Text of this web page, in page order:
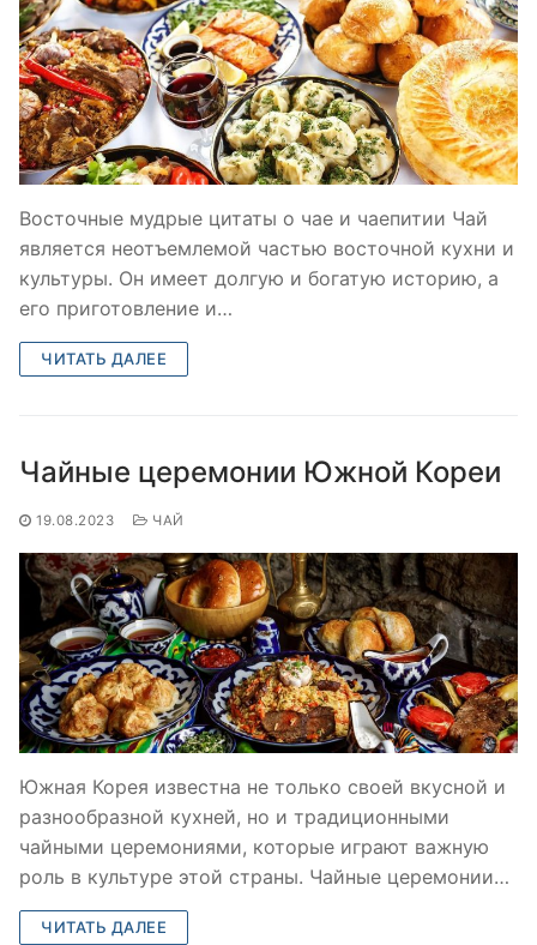
Восточные мудрые цитаты о чае и чаепитии Чай
является неотъемлемой частью восточной кухни и
культуры. Он имеет долгую и богатую историю, а
его приготовление и…
ЧИТАТЬ ДАЛЕЕ
Чайные церемонии Южной Кореи
19.08.2023 ЧАЙ
Южная Корея известна не только своей вкусной и
разнообразной кухней, но и традиционными
чайными церемониями, которые играют важную
роль в культуре этой страны. Чайные церемонии…
ЧИТАТЬ ДАЛЕЕ